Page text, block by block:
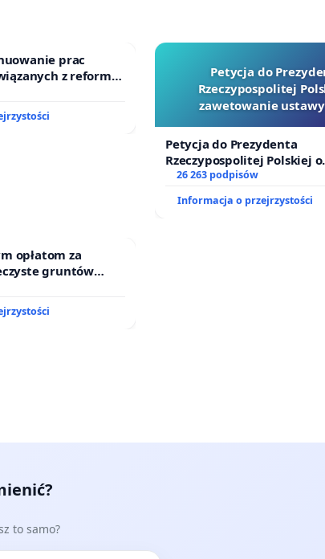
prac
z reformą
Petycja do
Rzeczypospolitej
zawetowanie
Petycja do Prezydenta
Rzeczypospolitej Polskiej o
zawetowanie ustawy „Lex
26 263 podpisów
Informacja o przejrzystości
opłatom za
gruntów
rodzinne ogrody
to samo?